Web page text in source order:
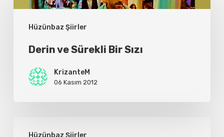
Hüzünbaz Şiirler
Derin ve Sürekli Bir Sızı
KrizanteM
06 Kasım 2012
Hüzünbaz Şiirler